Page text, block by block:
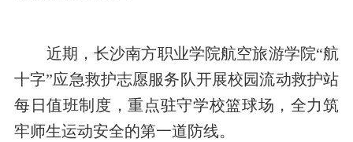
近期，长沙南方职业学院航空旅游学院“航
十字”应急救护志愿服务队开展校园流动救护站
每日值班制度，重点驻守学校篮球场，全力筑
牢师生运动安全的第一道防线。